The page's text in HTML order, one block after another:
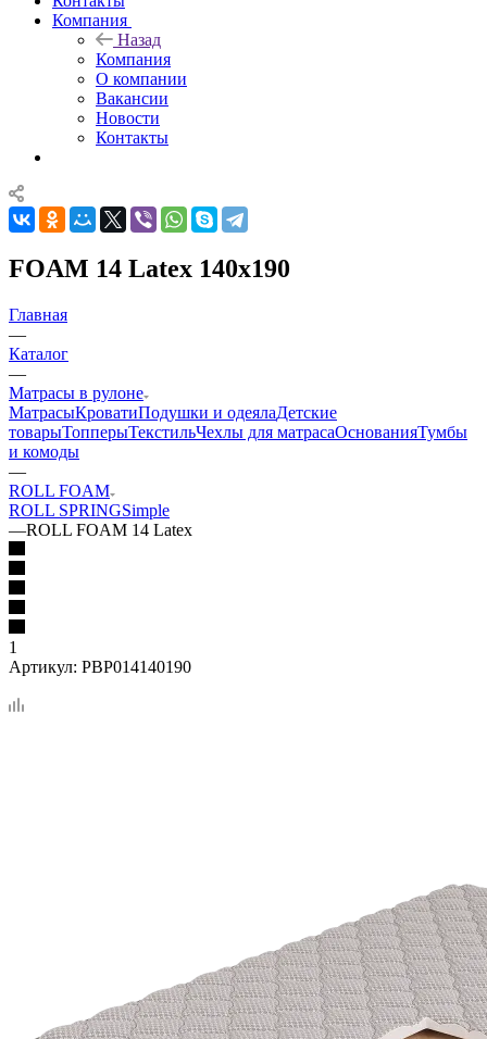
Компания
Назад
Компания
О компании
Вакансии
Новости
Контакты
FOAM 14 Latex 140x190
Главная
—
Каталог
—
Матрасы в рулоне
МатрасыКроватиПодушки и одеялаДетские
товарыТопперыТекстильЧехлы для матрасаОснованияТумбы
и комоды
—
ROLL FOAM
ROLL SPRINGSimple
—ROLL FOAM 14 Latex
1
Артикул: PBP014140190